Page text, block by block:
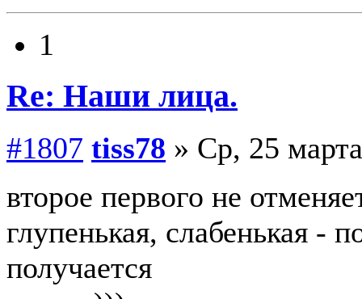
1
Re: Наши лица.
#1807 tiss78 » Ср, 25
второе первого не
глупенькая, слабенькая -
получается